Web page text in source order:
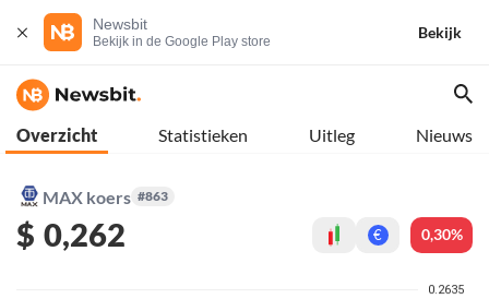
Newsbit
Bekijk in de Google Play store
Bekijk
Overzicht Statistieken Uitleg Nieuws
MAX koers #863
$ 0,262 € 0,30%